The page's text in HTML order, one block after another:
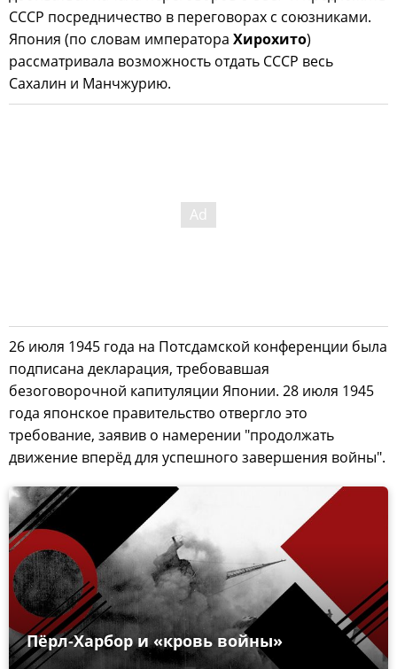
СССР посредничество в переговорах с союзниками.
Япония (по словам императора Хирохито)
рассматривала возможность отдать СССР весь
Сахалин и Манчжурию.
26 июля 1945 года на Потсдамской конференции была
подписана декларация, требовавшая
безоговорочной капитуляции Японии. 28 июля 1945
года японское правительство отвергло это
требование, заявив о намерении "продолжать
движение вперёд для успешного завершения войны".
Пёрл-Харбор и «кровь войны»